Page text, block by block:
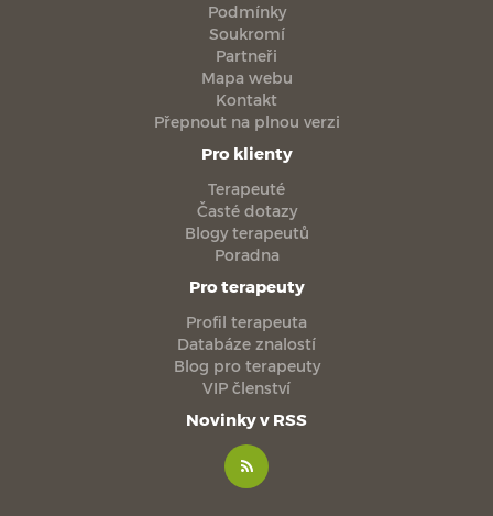
Podmínky
Soukromí
Partneři
Mapa webu
Kontakt
Přepnout na plnou verzi
Pro klienty
Terapeuté
Časté dotazy
Blogy terapeutů
Poradna
Pro terapeuty
Profil terapeuta
Databáze znalostí
Blog pro terapeuty
VIP členství
Novinky v RSS